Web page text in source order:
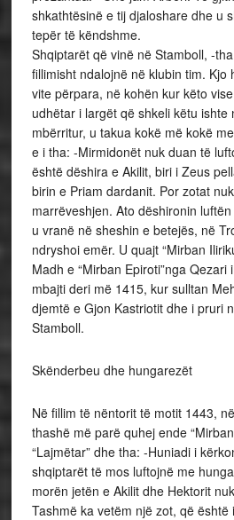
shkathtësinë e tij djaloshare dhe u
tepër të këndshme.
Shqiptarët që vinë në Stamboll, -
fillimisht ndalojnë në klubin tim. Kjo
vite përpara, në kohën kur këto
udhëtar i largët që shkeli këtu ishte
mbërritur, u takua kokë më kokë
e i tha: -Mirmidonët nuk duan të
është dëshira e Akilit, biri i Zeus
birin e Priam dardanit. Por zotat
marrëveshjen. Ato dëshironin
u vranë në sheshin e betejës, në
ndryshoi emër. U quajt “Mirban
Madh e “Mirban Epiroti”nga
mbajti deri më 1415, kur sulltan
djemtë e Gjon Kastriotit dhe i pruri
Stamboll.
Skënderbeu dhe hungarezët
Në fillim të nëntorit të motit 1443,
thashë më parë quhej ende
“Lajmëtar” dhe tha: -Huniadi i
shqiptarët të mos luftojnë me
morën jetën e Akilit dhe Hektorit
Tashmë ka vetëm një zot, që